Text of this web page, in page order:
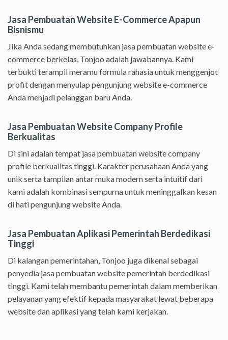
Jasa Pembuatan Website E-Commerce Apapun
Bisnismu
Jika Anda sedang membutuhkan jasa pembuatan website e-
commerce berkelas, Tonjoo adalah jawabannya. Kami
terbukti terampil meramu formula rahasia untuk menggenjot
profit dengan menyulap pengunjung website e-commerce
Anda menjadi pelanggan baru Anda.
Jasa Pembuatan Website Company Profile
Berkualitas
Di sini adalah tempat jasa pembuatan website company
profile berkualitas tinggi. Karakter perusahaan Anda yang
unik serta tampilan antar muka modern serta intuitif dari
kami adalah kombinasi sempurna untuk meninggalkan kesan
di hati pengunjung website Anda.
Jasa Pembuatan Aplikasi Pemerintah Berdedikasi
Tinggi
Di kalangan pemerintahan, Tonjoo juga dikenal sebagai
penyedia jasa pembuatan website pemerintah berdedikasi
tinggi. Kami telah membantu pemerintah dalam memberikan
pelayanan yang efektif kepada masyarakat lewat beberapa
website dan aplikasi yang telah kami kerjakan.